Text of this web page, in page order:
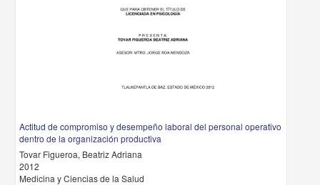
Actitud de compromiso y desempeño laboral del personal operativo
dentro de la organización productiva
Tovar Figueroa, Beatriz Adriana
2012
Medicina y Ciencias de la Salud